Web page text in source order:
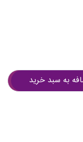
به سبد خرید